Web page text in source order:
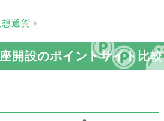
想通貨
開設のポイントサイト比較